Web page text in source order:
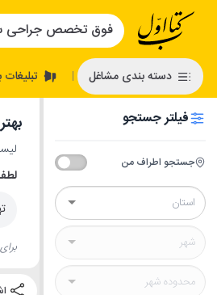
دسته بندی مشاغل | تبلیغات
فیلتر جستجو
جستجو اطراف من